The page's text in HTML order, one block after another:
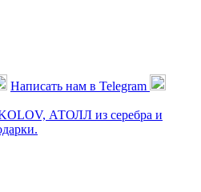
Написать нам в Telegram